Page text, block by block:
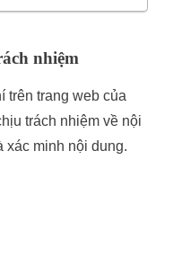
nhiệm
trên trang web của
trách nhiệm về nội
xác minh nội dung.